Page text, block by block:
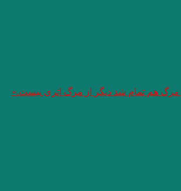
مرگ هم تمام شد دیگر از مرگ اثری نیست.»